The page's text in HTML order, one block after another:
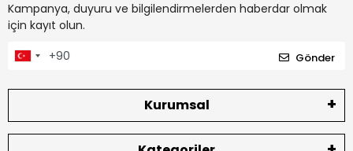
Kampanya, duyuru ve bilgilendirmelerden haberdar olmak
için kayıt olun.
Gönder
Kurumsal